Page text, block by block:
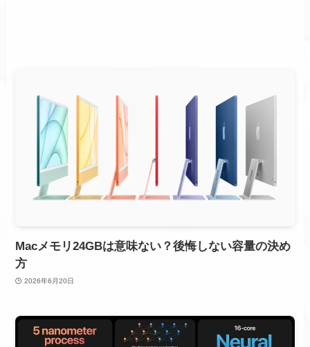
Macメモリ24GBは意味ない？後悔しない容量の決め
方
2026年6月20日